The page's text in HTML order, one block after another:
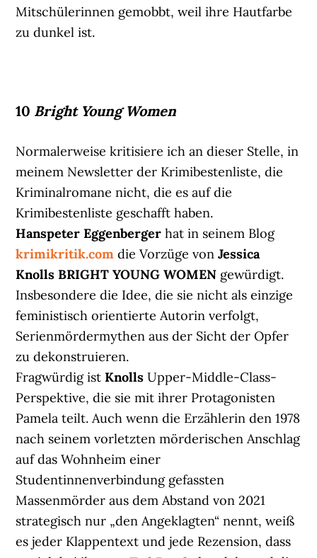
Mitschülerinnen gemobbt, weil ihre Hautfarbe
zu dunkel ist.
10 Bright Young Women
Normalerweise kritisiere ich an dieser Stelle, in
meinem Newsletter der Krimibestenliste, die
Kriminalromane nicht, die es auf die
Krimibestenliste geschafft haben.
Hanspeter Eggenbergerhat in seinem Blog
krimikritik.com die Vorzüge vonJessica
Knolls BRIGHT YOUNG WOMEN gewürdigt.
Insbesondere die Idee, die sie nicht als einzige
feministisch orientierte Autorin verfolgt,
Serienmördermythen aus der Sicht der Opfer
zu dekonstruieren.
Fragwürdig istKnolls Upper-Middle-Class-
Perspektive, die sie mit ihrer Protagonisten
Pamela teilt. Auch wenn die Erzählerin den 1978
nach seinem vorletzten mörderischen Anschlag
auf das Wohnheim einer
Studentinnenverbindung gefassten
Massenmörder aus dem Abstand von 2021
strategisch nur „den Angeklagten“ nennt, weiß
es jeder Klappentext und jede Rezension, dass